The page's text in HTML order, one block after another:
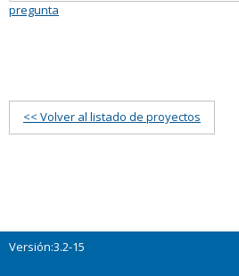
pregunta
<< Volver al listado de proyectos
Versión:3.2-15